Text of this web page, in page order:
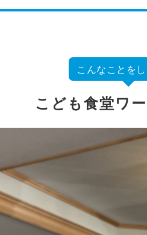
こんなことを
こども食堂ワ